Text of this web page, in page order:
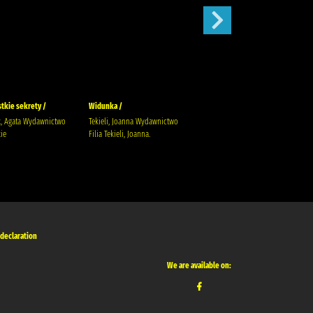
sekrety /
Agata Wydawnictwo
Widunka /
Tekieli, Joanna Wydawnictwo
Filia Tekieli, Joanna.
We are available on: